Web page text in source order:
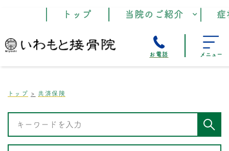
トップ 当院のご紹介
お電話 メニュー
トップ 共済保険